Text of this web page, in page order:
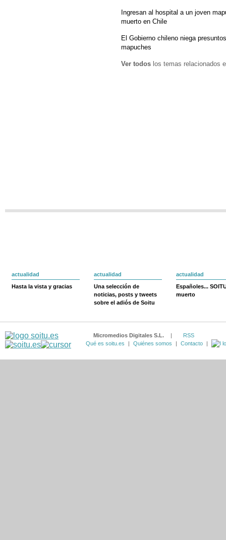
Ingresan al hospital a un joven
muerto en Chile
El Gobierno chileno niega
mapuches
Ver todos los temas relacionados
actualidad
Hasta la vista y gracias
actualidad
Una selección de
noticias, posts y tweets
sobre el adiós de Soitu
actualidad
Españoles...
muerto
Micromedios Digitales S.L. |
RSS
Qué es soitu.es
| Quiénes somos | Contacto |